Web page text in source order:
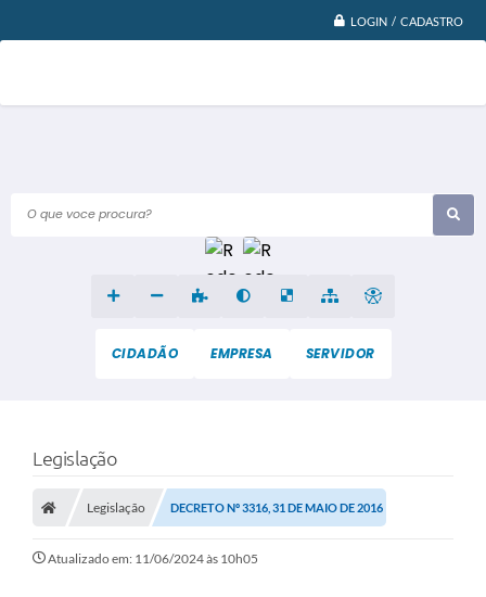
LOGIN / CADASTRO
O que voce procura?
CIDADÃO EMPRESA SERVIDOR
Legislação
Legislação DECRETO Nº 3316, 31 DE MAIO DE 2016
Atualizado em: 11/06/2024 às 10h05